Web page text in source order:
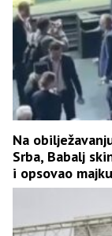
Na
Srba, Babalj
i opsovao